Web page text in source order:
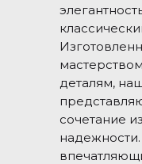
деталям,
сочетание